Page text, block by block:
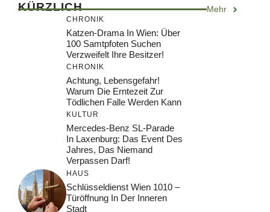
KÜRZLICH Mehr
CHRONIK
Katzen-Drama In Wien: Über
100 Samtpfoten Suchen
Verzweifelt Ihre Besitzer!
CHRONIK
Achtung, Lebensgefahr!
Warum Die Erntezeit Zur
Tödlichen Falle Werden Kann
KULTUR
Mercedes-Benz SL-Parade
In Laxenburg: Das Event Des
Jahres, Das Niemand
Verpassen Darf!
HAUS
Schlüsseldienst Wien 1010 –
Türöffnung In Der Inneren
Stadt